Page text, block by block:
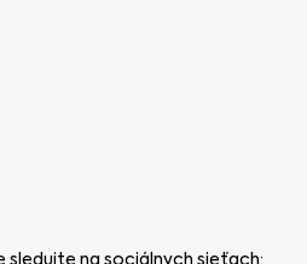
sledujte na sociálnych sieťach: